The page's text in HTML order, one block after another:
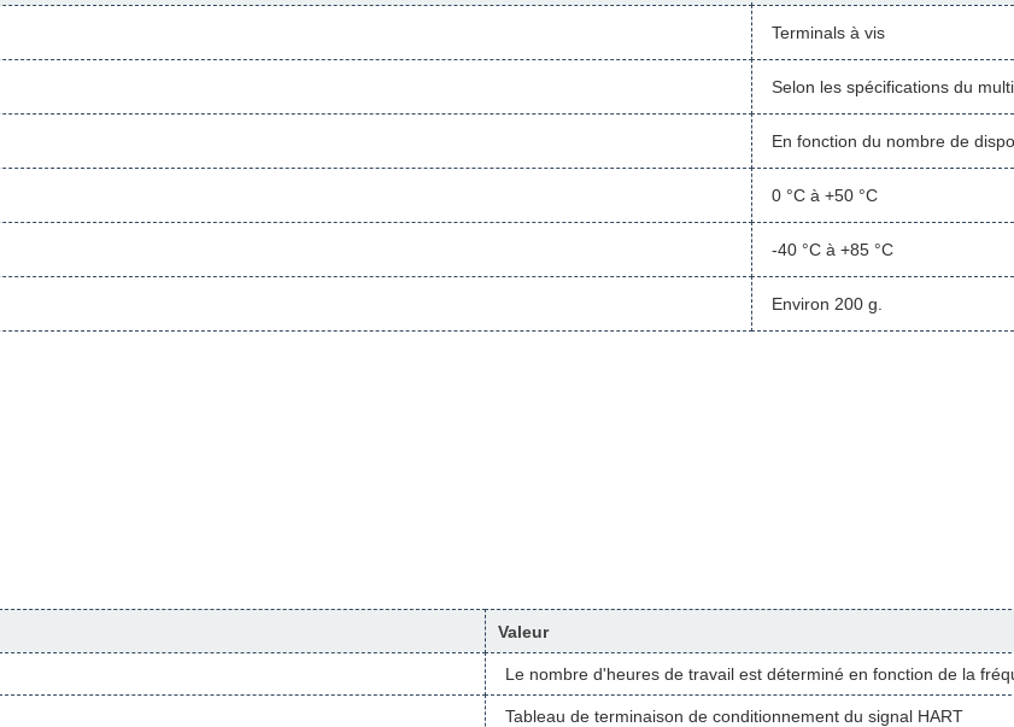
Terminals à vis
Selon les spécifications du
En fonction du nombre de
0 °C à +50 °C
-40 °C à +85 °C
Environ 200 g.
Valeur
Le nombre d'heures de travail est déterminé en fonction de la
Tableau de terminaison de conditionnement du signal HART